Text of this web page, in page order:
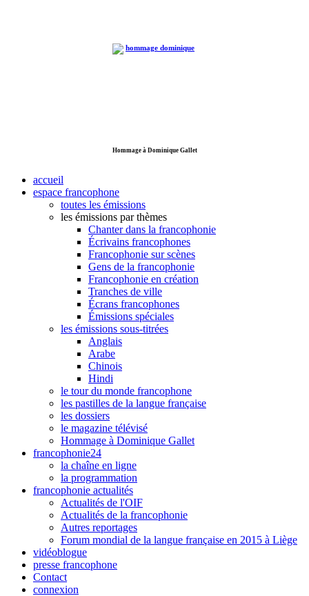
Hommage à Dominique Gallet
accueil
espace francophone
toutes les émissions
les émissions par thèmes
Chanter dans la francophonie
Écrivains francophones
Francophonie sur scènes
Gens de la francophonie
Francophonie en création
Tranches de ville
Écrans francophones
Émissions spéciales
les émissions sous-titrées
Anglais
Arabe
Chinois
Hindi
le tour du monde francophone
les pastilles de la langue française
les dossiers
le magazine télévisé
Hommage à Dominique Gallet
francophonie24
la chaîne en ligne
la programmation
francophonie actualités
Actualités de l'OIF
Actualités de la francophonie
Autres reportages
Forum mondial de la langue française en 2015 à Liège
vidéoblogue
presse francophone
Contact
connexion